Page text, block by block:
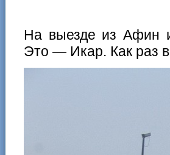
На выезде из Афин
Это — Икар. Как раз в